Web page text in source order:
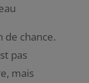
de chance.
pas
mais